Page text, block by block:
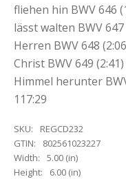
fliehen hin BWV 646
lässt walten BWV
Herren BWV 648
Christ BWV 649
Himmel herunter
117:29
SKU:
REGCD232
GTIN:
802561023227
Width:
5.00 (in)
Height:
6.00 (in)